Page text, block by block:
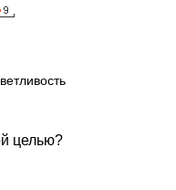
целью?